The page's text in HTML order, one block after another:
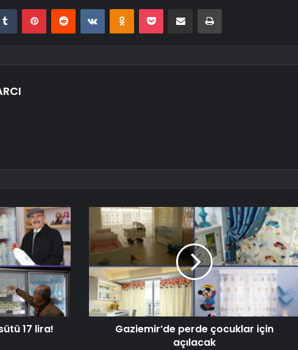
Tumblr PinterestReddit VKontakteOdnoklassniki
Pocket E-Posta ile paylaş Yazdır
17 lira!
Gaziemir’de perde çocuklar için
açılacak